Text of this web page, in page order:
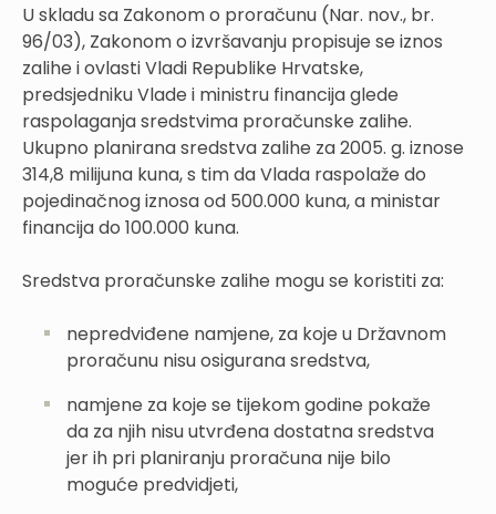
U skladu sa Zakonom o proračunu (Nar. nov., br.
96/03), Zakonom o izvršavanju propisuje se iznos
zalihe i ovlasti Vladi Republike Hrvatske,
predsjedniku Vlade i ministru financija glede
raspolaganja sredstvima proračunske zalihe.
Ukupno planirana sredstva zalihe za 2005. g. iznose
314,8 milijuna kuna, s tim da Vlada raspolaže do
pojedinačnog iznosa od 500.000 kuna, a ministar
financija do 100.000 kuna.
Sredstva proračunske zalihe mogu se koristiti za:
nepredviđene namjene, za koje u Državnom
proračunu nisu osigurana sredstva,
namjene za koje se tijekom godine pokaže
da za njih nisu utvrđena dostatna sredstva
jer ih pri planiranju proračuna nije bilo
moguće predvidjeti,